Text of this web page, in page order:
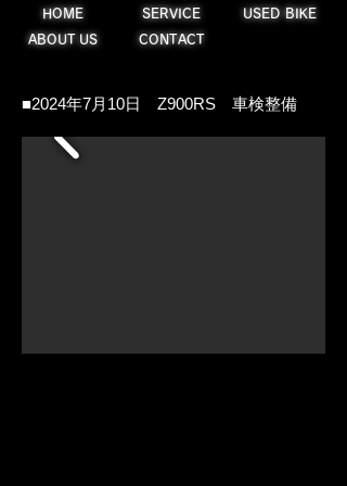
HOME SERVICE
USED BIKE
ABOUT US
CONTACT
​■2024年7月10日 Z900RS 車検整備